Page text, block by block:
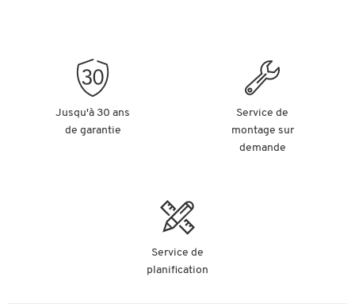
Jusqu'à 30 ans
de garantie
Service de
montage sur
demande
Service de
planification